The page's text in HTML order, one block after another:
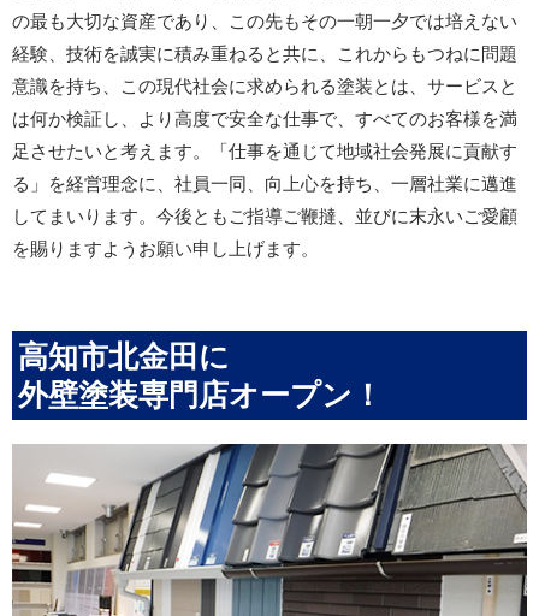
の最も大切な資産であり、この先もその一朝一夕では培えない
経験、技術を誠実に積み重ねると共に、これからもつねに問題
意識を持ち、この現代社会に求められる塗装とは、サービスと
は何か検証し、より高度で安全な仕事で、すべてのお客様を満
足させたいと考えます。「仕事を通じて地域社会発展に貢献す
る」を経営理念に、社員一同、向上心を持ち、一層社業に邁進
してまいります。今後ともご指導ご鞭撻、並びに末永いご愛顧
を賜りますようお願い申し上げます。
高知市北金田に
外壁塗装専門店オープン！